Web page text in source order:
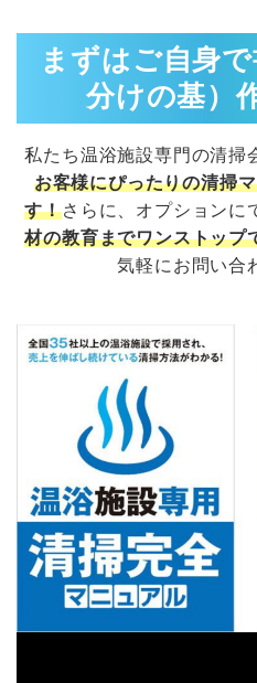
まずは ご自身
分けの基）
私たち温浴施設専門の清掃
お客様にぴったりの清掃
す！さらに、オプションに
材の教育までワンストップ
気軽にお問い合